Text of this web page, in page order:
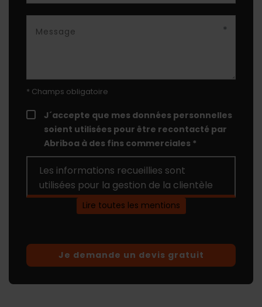
*
* Champs obligatoire
J´accepte que mes données personnelles
soient utilisées pour être recontacté par
Abriboa à des fins commerciales *
Les informations recueillies sont
utilisées pour la gestion de la clientèle
et du support client. Conformément au
règlement général sur la protection
pouvez exercer votre droit d'accès aux
données en contactant Abriboa par
Consulter les détails du consentement.
Lire toutes les mentions